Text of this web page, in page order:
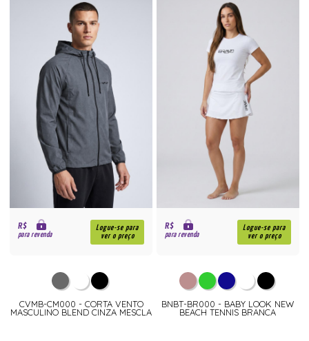
R$
para revenda
Logue-se para
ver o preço
CVMB-CM000 - CORTA VENTO
MASCULINO BLEND CINZA MESCLA
R$
para revenda
Logue-se para
ver o preço
BNBT-BR000 - BABY LOOK NEW
BEACH TENNIS BRANCA